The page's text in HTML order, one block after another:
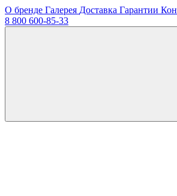
О бренде Галерея Доставка Гарантии
8 800 600-85-33